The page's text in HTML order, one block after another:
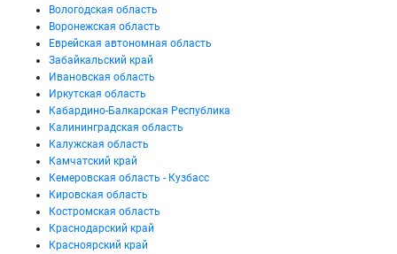
Вологодская область
Воронежская область
Еврейская автономная область
Забайкальский край
Ивановская область
Иркутская область
Кабардино-Балкарская Республика
Калининградская область
Калужская область
Камчатский край
Кемеровская область - Кузбасс
Кировская область
Костромская область
Краснодарский край
Красноярский край